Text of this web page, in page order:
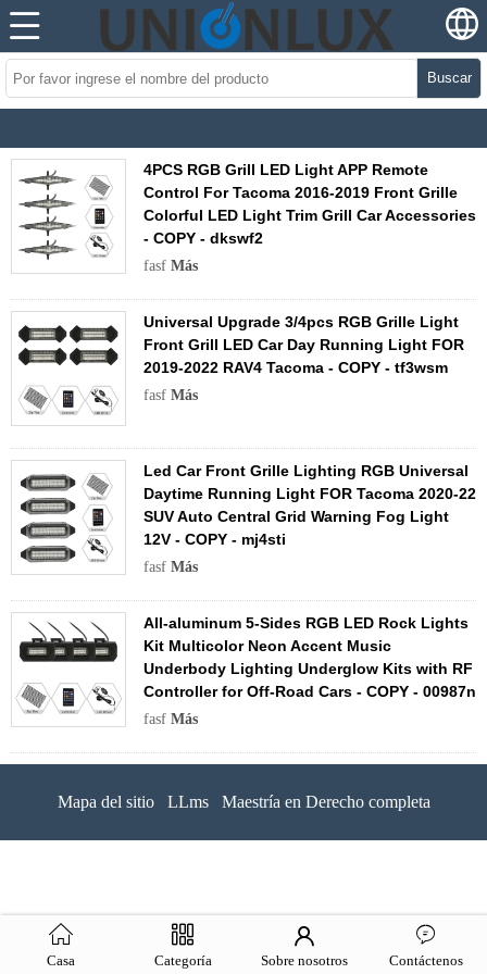
Buscar
4PCS RGB Grill LED Light APP Remote
Control For Tacoma 2016-2019 Front Grille
Colorful LED Light Trim Grill Car Accessories
- COPY - dkswf2
fasf Más
Universal Upgrade 3/4pcs RGB Grille Light
Front Grill LED Car Day Running Light FOR
2019-2022 RAV4 Tacoma - COPY - tf3wsm
fasf Más
Led Car Front Grille Lighting RGB Universal
Daytime Running Light FOR Tacoma 2020-22
SUV Auto Central Grid Warning Fog Light
12V - COPY - mj4sti
fasf Más
All-aluminum 5-Sides RGB LED Rock Lights
Kit Multicolor Neon Accent Music
Underbody Lighting Underglow Kits with RF
Controller for Off-Road Cars - COPY - 00987n
fasf Más
Mapa del sitio LLms Maestría en Derecho completa
Casa Categoría Sobre nosotros Contáctenos